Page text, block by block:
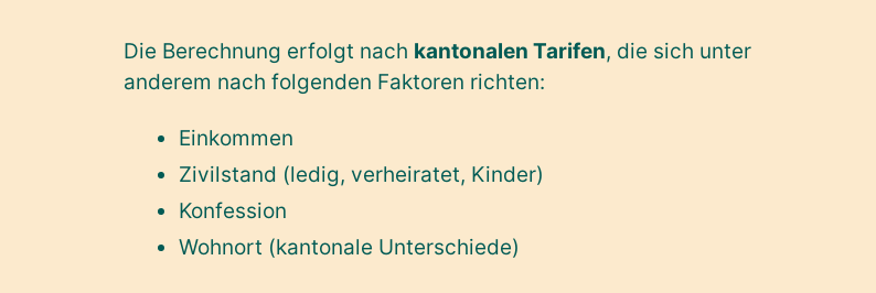
Die Berechnung erfolgt nach kantonalen Tarifen, die sich unter
anderem nach folgenden Faktoren richten:
Einkommen
Zivilstand (ledig, verheiratet, Kinder)
Konfession
Wohnort (kantonale Unterschiede)